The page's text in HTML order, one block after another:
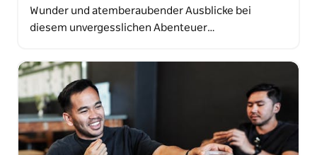
Wunder und atemberaubender Ausblicke bei
diesem unvergesslichen Abenteuer…